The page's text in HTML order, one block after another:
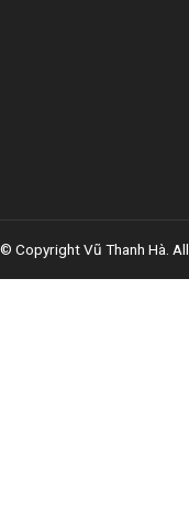
© Copyright Vũ Thanh Hà.